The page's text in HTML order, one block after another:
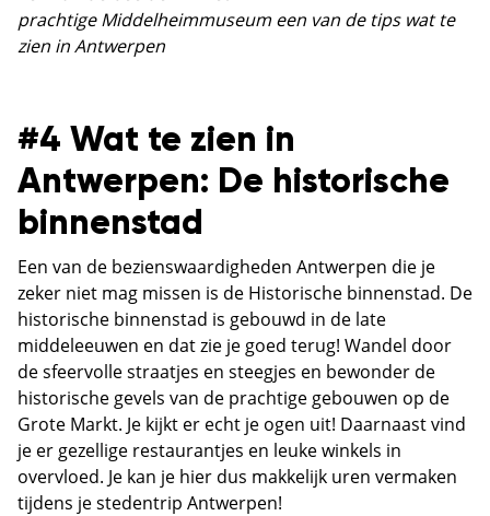
prachtige Middelheimmuseum een van de tips wat te
zien in Antwerpen
#4 Wat te zien in
Antwerpen: De historische
binnenstad
Een van de bezienswaardigheden Antwerpen die je
zeker niet mag missen is de Historische binnenstad. De
historische binnenstad is gebouwd in de late
middeleeuwen en dat zie je goed terug! Wandel door
de sfeervolle straatjes en steegjes en bewonder de
historische gevels van de prachtige gebouwen op de
Grote Markt. Je kijkt er echt je ogen uit! Daarnaast vind
je er gezellige restaurantjes en leuke winkels in
overvloed. Je kan je hier dus makkelijk uren vermaken
tijdens je stedentrip Antwerpen!